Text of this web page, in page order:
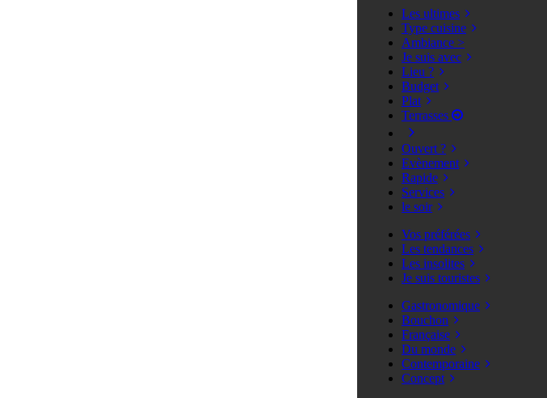
Les ultimes
Type cuisine
Ambiance >
Je suis avec
Lieu ?
Budget
Plat
Terrasses
Ouvert ?
Evènement
Rapide
Services
le soir
Vos préférées
Les tendances
Les insolites
Je suis touristes
Gastronomique
Bouchon
Française
Du monde
Contemporaine
Concept